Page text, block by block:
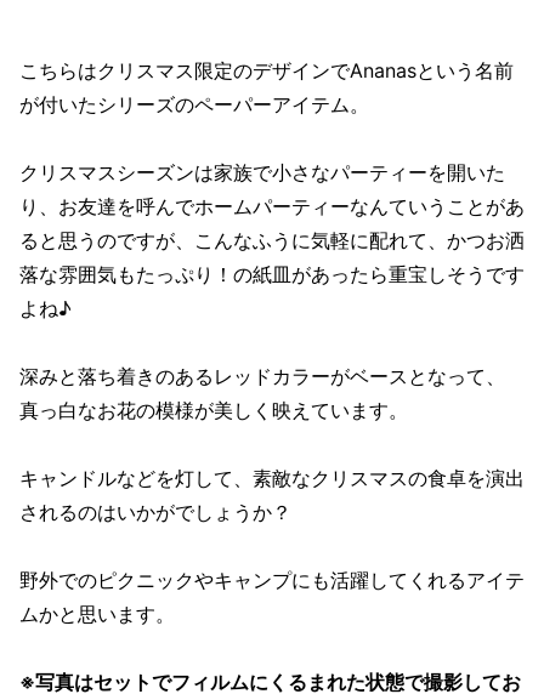
こちらはクリスマス限定のデザインでAnanasという名前
が付いたシリーズのペーパーアイテム。
クリスマスシーズンは家族で小さなパーティーを開いた
り、お友達を呼んでホームパーティーなんていうことがあ
ると思うのですが、こんなふうに気軽に配れて、かつお洒
落な雰囲気もたっぷり！の紙皿があったら重宝しそうです
よね♪
深みと落ち着きのあるレッドカラーがベースとなって、
真っ白なお花の模様が美しく映えています。
キャンドルなどを灯して、素敵なクリスマスの食卓を演出
されるのはいかがでしょうか？
野外でのピクニックやキャンプにも活躍してくれるアイテ
ムかと思います。
※写真はセットでフィルムにくるまれた状態で撮影してお